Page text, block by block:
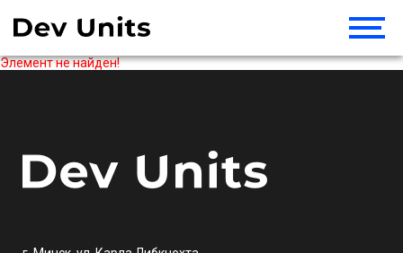
Элемент не найден!